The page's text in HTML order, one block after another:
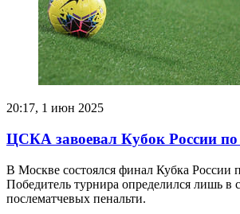
20:17, 1 июн 2025
ЦСКА завоевал Кубок России
В Москве состоялся финал Кубка России
Победитель турнира определился лишь в
послематчевых пенальти.